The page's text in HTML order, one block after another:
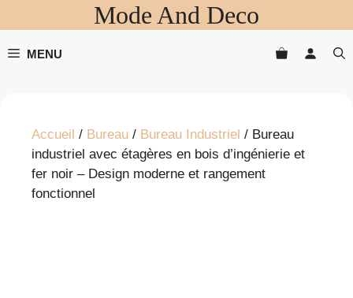
au
contenu
Mode And Deco
MENU
Accueil / Bureau / Bureau Industriel / Bureau
industriel avec étagères en bois d’ingénierie et
fer noir – Design moderne et rangement
fonctionnel